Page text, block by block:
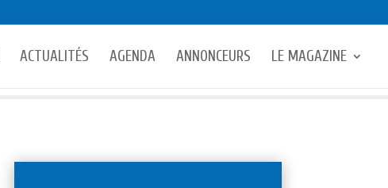
ACTUALITÉS AGENDA ANNONCEURS LE MAGAZINE